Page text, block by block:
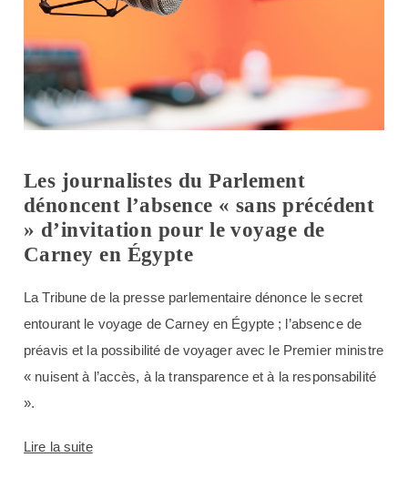
Les journalistes du Parlement
dénoncent l’absence « sans précédent
» d’invitation pour le voyage de
Carney en Égypte
La Tribune de la presse parlementaire dénonce le secret
entourant le voyage de Carney en Égypte ; l’absence de
préavis et la possibilité de voyager avec le Premier ministre
« nuisent à l’accès, à la transparence et à la responsabilité
».
Lire la suite